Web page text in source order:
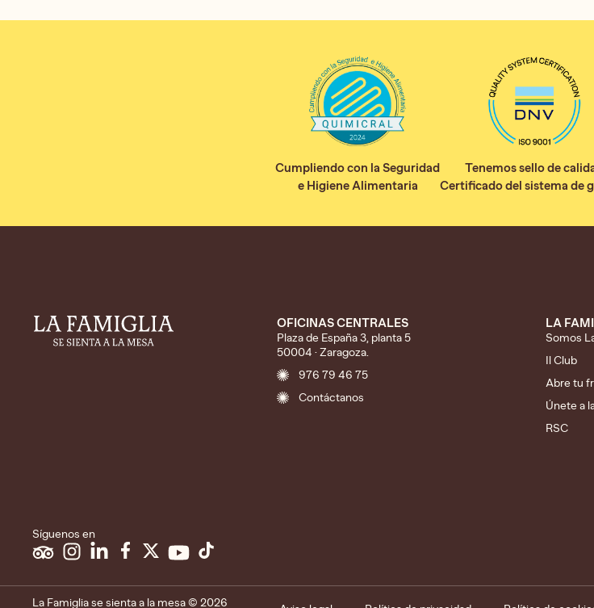
Cumpliendo con la Seguridad
e Higiene Alimentaria
Tenemos sello de
Certificado del sistema de
OFICINAS CENTRALES
Plaza de España 3, planta 5
50004 · Zaragoza.
976 79 46 75
Contáctanos
LA
Somos
Il Club
Abre tu
Únete a
RSC
Síguenos en
La Famiglia se sienta a la mesa © 2026